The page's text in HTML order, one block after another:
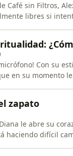
Café sin Filtros,
libres si
ne
Con su
en su momento
zapato
le abre su
haciendo difícil